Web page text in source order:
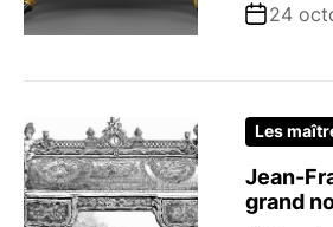
24
Les
Jean-
grand